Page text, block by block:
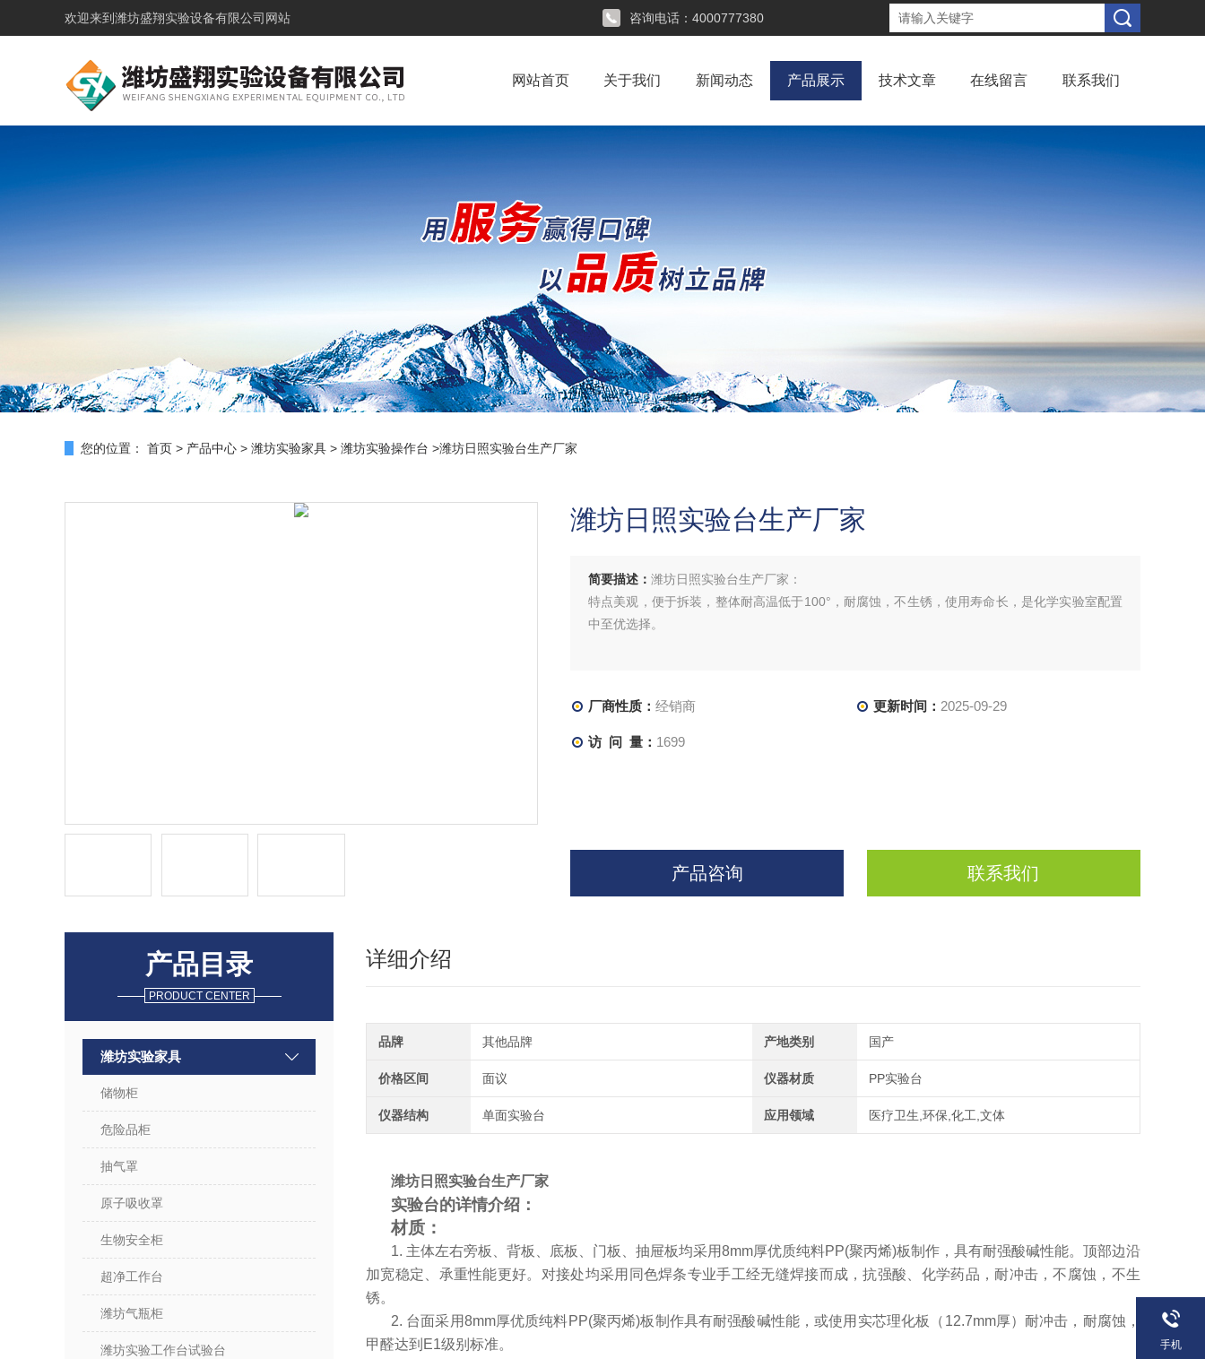
欢迎来到 潍坊盛翔实验设备有限公司网站 咨询电话： 4000777380
网站首页 关于我们 新闻动态 产品展示 技术文章 在线留言 联系我们
您的位置： 首页 > 产品中心 > 潍坊实验家具 > 潍坊实验操作台 >潍坊日照实验台生产厂家
潍坊日照实验台生产厂家
简要描述： 潍坊日照实验台生产厂家：
特点美观，便于拆装，整体耐高温低于100°，耐腐蚀，不生锈，使用寿命长，是化学实验室配置
中至优选择。
厂商性质： 经销商 更新时间： 2025-09-29
访 问 量： 1699
产品咨询 联系我们
产品目录
PRODUCT CENTER
潍坊实验家具
储物柜
危险品柜
抽气罩
原子吸收罩
生物安全柜
超净工作台
潍坊气瓶柜
潍坊实验工作台试验台
详细介绍
品牌 其他品牌 产地类别 国产
价格区间 面议 仪器材质 PP实验台
仪器结构 单面实验台 应用领域 医疗卫生,环保,化工,文体
潍坊日照实验台生产厂家
实验台的详情介绍：
材质：
1. 主体左右旁板、背板、底板、门板、抽屉板均采用8mm厚优质纯料PP(聚丙烯)板制作，具有耐强酸碱性能。顶部边沿
加宽稳定、承重性能更好。对接处均采用同色焊条专业手工经无缝焊接而成，抗强酸、化学药品，耐冲击，不腐蚀，不生
锈。
2. 台面采用8mm厚优质纯料PP(聚丙烯)板制作具有耐强酸碱性能，或使用实芯理化板（12.7mm厚） 耐冲击，耐腐蚀，
甲醛达到E1级别标准。
手机